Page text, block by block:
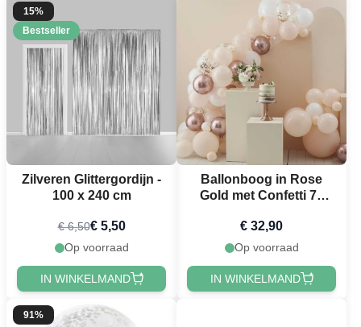
15%
Bestseller
Zilveren Glittergordijn -
100 x 240 cm
€ 6,50€ 5,50
Op voorraad
IN WINKELMAND
Ballonboog in Rose
Gold met Confetti 76
€ 32,90
Op voorraad
IN WINKELMAND
91%